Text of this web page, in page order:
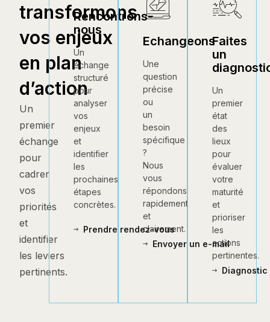
transformons
vos enjeux
en plan
d’action
Un
premier
échange
pour
cadrer
vos
priorités
et
identifier
les leviers
pertinents.
Rencontrons-
nous
Un
échange
structuré
pour
analyser
vos
enjeux
et
identifier
les
prochaines
étapes
concrètes.
Prendre rendez-vous
Echangeons
Une
question
précise
ou
un
besoin
spécifique
?
Nous
vous
répondons
rapidement
et
clairement.
Envoyer un e-mail
Faites
un
Un
premier
état
des
lieux
pour
évaluer
votre
maturité
et
prioriser
les
actions
pertinentes.